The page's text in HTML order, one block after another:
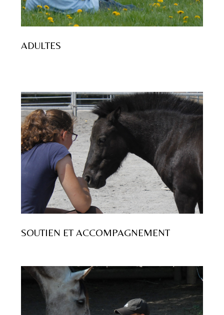
ADULTES
SOUTIEN ET ACCOMPAGNEMENT